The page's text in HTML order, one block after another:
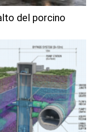
del porcino